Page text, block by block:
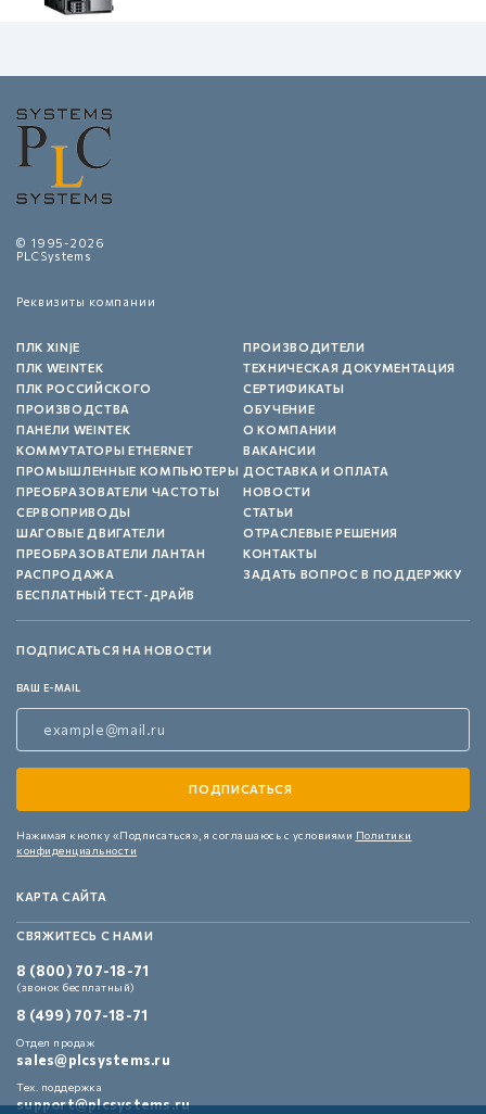
© 1995-2026
PLCSystems
Реквизиты компании
ПЛК XINJE
ПЛК WEINTEK
ПЛК РОССИЙСКОГО
ПРОИЗВОДСТВА
ПАНЕЛИ WEINTEK
КОММУТАТОРЫ ETHERNET
ПРОМЫШЛЕННЫЕ КОМПЬЮТЕРЫ
ПРЕОБРАЗОВАТЕЛИ ЧАСТОТЫ
СЕРВОПРИВОДЫ
ШАГОВЫЕ ДВИГАТЕЛИ
ПРЕОБРАЗОВАТЕЛИ ЛАНТАН
РАСПРОДАЖА
БЕСПЛАТНЫЙ ТЕСТ-ДРАЙВ
ПРОИЗВОДИТЕЛИ
ТЕХНИЧЕСКАЯ ДОКУМЕНТАЦИЯ
СЕРТИФИКАТЫ
ОБУЧЕНИЕ
О КОМПАНИИ
ВАКАНСИИ
ДОСТАВКА И ОПЛАТА
НОВОСТИ
СТАТЬИ
ОТРАСЛЕВЫЕ РЕШЕНИЯ
КОНТАКТЫ
ЗАДАТЬ ВОПРОС В ПОДДЕРЖКУ
ПОДПИСАТЬСЯ НА НОВОСТИ
ВАШ E-MAIL
Нажимая кнопку «Подписаться», я соглашаюсь с условиями Политики
конфиденциальности
КАРТА САЙТА
СВЯЖИТЕСЬ С НАМИ
8 (800) 707-18-71
(звонок бесплатный)
8 (499) 707-18-71
Отдел продаж
sales@plcsystems.ru
Тех. поддержка
support@plcsystems.ru